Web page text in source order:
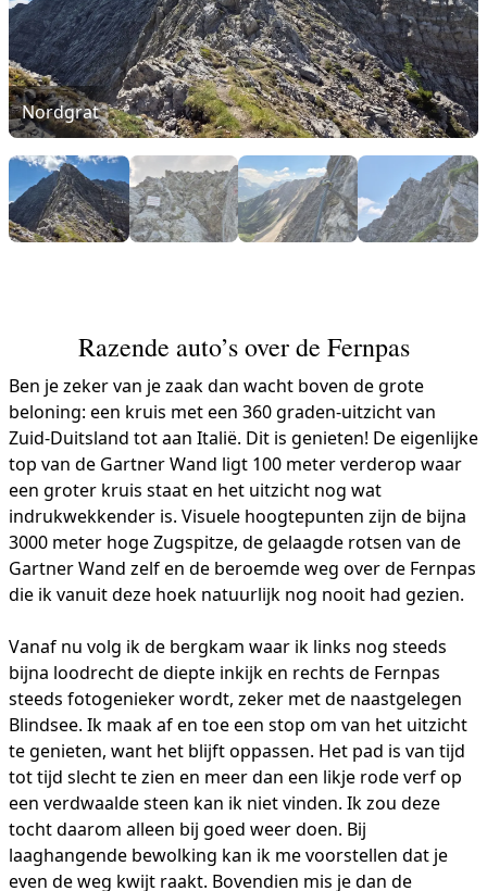
Nordgrat
Razende auto’s over de Fernpas
Ben je zeker van je zaak dan wacht boven de grote
beloning: een kruis met een 360 graden-uitzicht van
Zuid-Duitsland tot aan Italië. Dit is genieten! De eigenlijke
top van de Gartner Wand ligt 100 meter verderop waar
een groter kruis staat en het uitzicht nog wat
indrukwekkender is. Visuele hoogtepunten zijn de bijna
3000 meter hoge Zugspitze, de gelaagde rotsen van de
Gartner Wand zelf en de beroemde weg over de Fernpas
die ik vanuit deze hoek natuurlijk nog nooit had gezien.
Vanaf nu volg ik de bergkam waar ik links nog steeds
bijna loodrecht de diepte inkijk en rechts de Fernpas
steeds fotogenieker wordt, zeker met de naastgelegen
Blindsee. Ik maak af en toe een stop om van het uitzicht
te genieten, want het blijft oppassen. Het pad is van tijd
tot tijd slecht te zien en meer dan een likje rode verf op
een verdwaalde steen kan ik niet vinden. Ik zou deze
tocht daarom alleen bij goed weer doen. Bij
laaghangende bewolking kan ik me voorstellen dat je
even de weg kwijt raakt. Bovendien mis je dan de